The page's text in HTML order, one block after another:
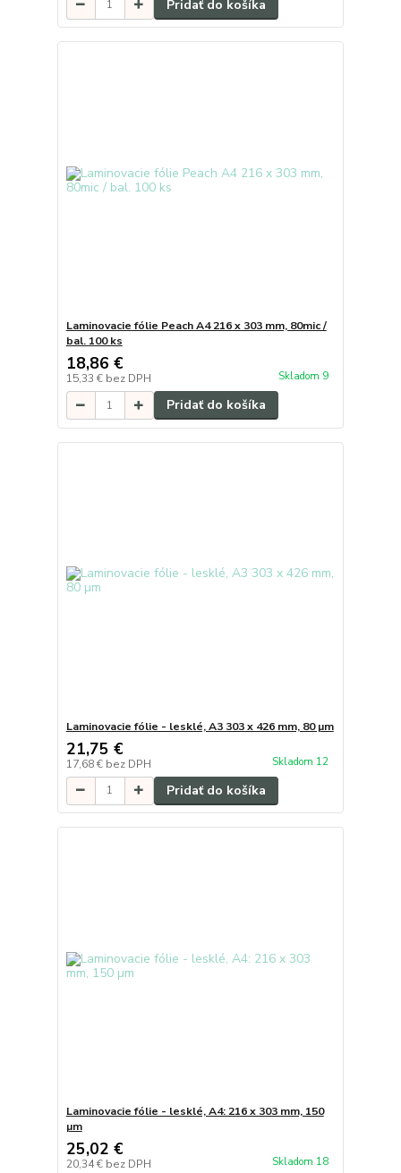
Pridať do košíka
Laminovacie fólie Peach A4 216 x 303 mm, 80mic /
bal. 100 ks
18,86 €
15,33 € bez DPH Skladom 9
Pridať do košíka
Laminovacie fólie - lesklé, A3 303 x 426 mm, 80 µm
21,75 €
17,68 € bez DPH Skladom 12
Pridať do košíka
Laminovacie fólie - lesklé, A4: 216 x 303 mm, 150
µm
25,02 €
20,34 € bez DPH Skladom 18